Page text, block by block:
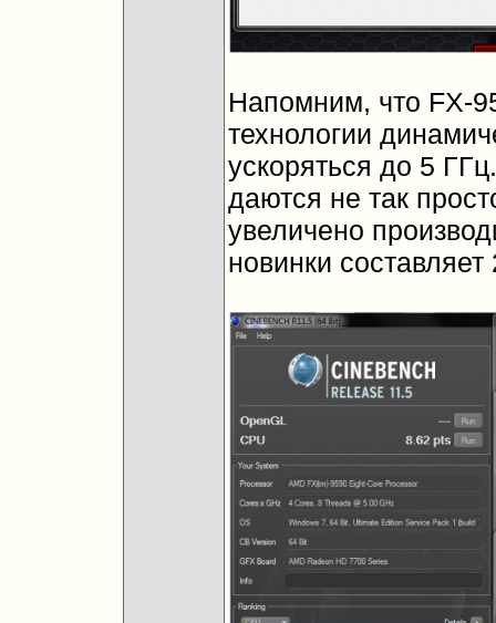
Напомним, что FX-
технологии
ускоряться до 5
даются не так
увеличено
новинки составляет